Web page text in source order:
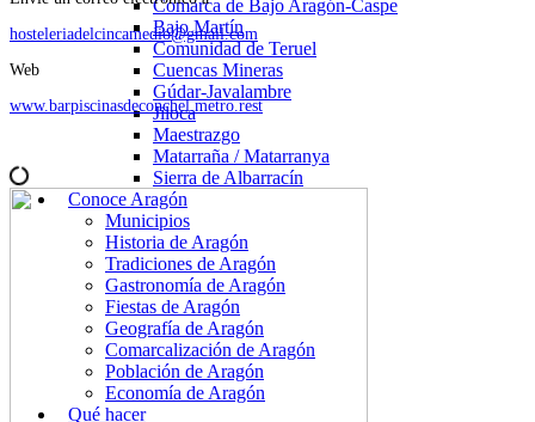
Comarca de Bajo Aragón-Caspe
Bajo Martín
Comunidad de Teruel
Cuencas Mineras
Gúdar-Javalambre
Jiloca
Maestrazgo
Matarraña / Matarranya
Sierra de Albarracín
Conoce Aragón
Municipios
Historia de Aragón
Tradiciones de Aragón
Gastronomía de Aragón
Fiestas de Aragón
Geografía de Aragón
Comarcalización de Aragón
Población de Aragón
Economía de Aragón
Qué hacer
hosteleriadelcincamedio@gmail.com
Web
www.barpiscinasdeconchel.metro.rest